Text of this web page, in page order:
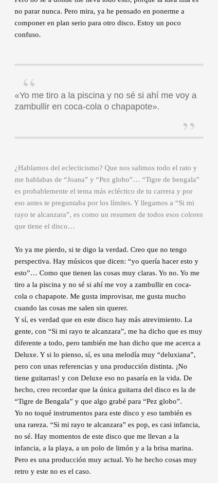
no parar nunca. Pero mira, ya he pensado en ponerme a
componer en plan serio para otro disco. Estoy un poco
confuso.
«Yo me tiro a la piscina y no sé si ahí me voy a
zambullir en coca-cola o chapapote».
¿Hablamos del eclecticismo? Que nos salimos todo el rato y
me hablabas de “Joana” y “Pez globo”… “Tigre de bengala”
es probablemente el tema más ecléctico de tu carrera y por
eso antes te preguntaba por los límites. Y llegamos a “Si mi
rayo te alcanzara”, es como un resumen de todos esos colores
que tiene el disco…
Yo ya me pierdo, si te digo la verdad. Creo que no tengo
perspectiva. Hay músicos que dicen: “yo quería hacer esto y
esto”… Como que tienen las cosas muy claras. Yo no. Yo me
tiro a la piscina y no sé si ahí me voy a zambullir en coca-
cola o chapapote. Me gusta improvisar, me gusta mucho
cuando las cosas me salen sin querer.
Y sí, es verdad que en este disco hay más atrevimiento. La
gente, con “Si mi rayo te alcanzara”, me ha dicho que es muy
diferente a todo, pero también me han dicho que me acerca a
Deluxe. Y si lo pienso, sí, es una melodía muy “deluxiana”,
pero con unas referencias y una producción distinta. ¡No
tiene guitarras! y con Deluxe eso no pasaría en la vida. De
hecho, creo recordar que la única guitarra del disco es la de
“Tigre de Bengala” y que algo grabé para “Pez globo”.
Yo no toqué instrumentos para este disco y eso también es
una rareza. “Si mi rayo te alcanzara” es pop, es casi infancia,
no sé. Hay momentos de este disco que me llevan a la
infancia, a la playa, a un polo de limón y a la brisa marina.
Pero es una producción muy actual. Yo he hecho cosas muy
retro y este no es el caso.